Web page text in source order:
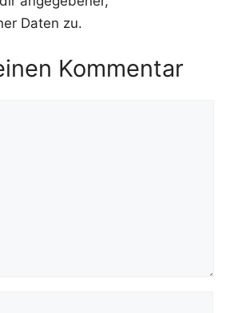
Daten zu.
Kommentar